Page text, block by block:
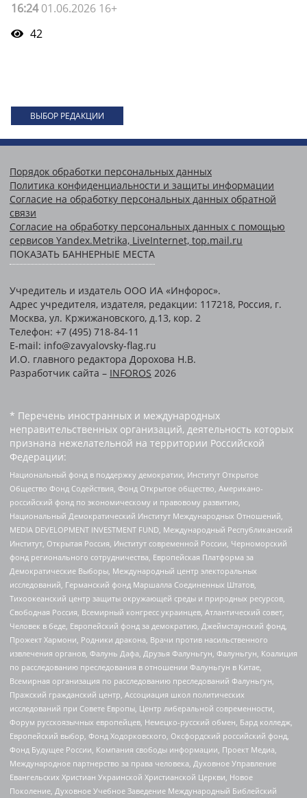
16:2401.06.2026 16+
42
ВЫБОР РЕДАКЦИИ
Порядок обработки персональных данных
Политика конфиденциальности и защиты информации
Согласие на обработку персональных данных обратной
связи
Согласие на обработку персональных данных с помощью
сервисов Yandex.Metrika, LiveInternet, top.mail.ru
ПОКАЗАТЬ БАННЕРНЫЕ МЕСТА
Учредитель и издатель ООО ИА «Инфорос».
Адрес учредителя, издателя, редакции: 117218, Россия, г.
Москва, ул. Кржижановского, д.13, кор. 2
Телефон: +7 (495) 718-84-11
E-mail: info@zavyalovsky-flag.ru
И.О. главного редактора Дорохова Н.В.
Разработчик сайта – INFOROS 2026
* Перечень иностранных и международных
неправительственных организаций, деятельность которых
признана нежелательной на территории Российской
Федерации:
Национальный фонд в поддержку демократии, Институт Открытое
Общество Фонд Содействия, Фонд Открытое общество, Американо-
российский фонд по экономическому и правовому развитию,
Национальный Демократический Институт Международных Отношений,
MEDIA DEVELOPMENT INVESTMENT FUND, Международный Республиканский
Институт, Открытая Россия, Институт современной России, Черноморский
фонд регионального сотрудничества, Европейская Платформа за
Демократические Выборы, Международный центр электоральных
исследований, Германский фонд Маршалла Соединенных Штатов,
Тихоокеанский центр защиты окружающей среды и природных ресурсов,
Свободная Россия, Всемирный конгресс украинцев, Атлантический совет,
Человек в беде, Европейский фонд за демократию, Джеймстаунский фонд,
Прожект Хармони, Родники дракона, Врачи против насильственного
извлечения органов, Фалунь Дафа, Друзья Фалуньгун, Фалуньгун, Коалиция
по расследованию преследования в отношении Фалуньгун в Китае,
Всемирная организация по расследованию преследований Фалуньгун,
Пражский гражданский центр, Ассоциация школ политических
исследований при Совете Европы, Центр либеральной современности,
Форум русскоязычных европейцев, Немецко-русский обмен, Бард колледж,
Европейский выбор, Фонд Ходорковского, Оксфордский российский фонд,
Фонд Будущее России, Компания свободы информации, Проект Медиа,
Международное партнерство за права человека, Духовное Управление
Евангельских Христиан Украинской Христианской Церкви, Новое
Поколение, Духовное Учебное Заведение Международный Библейский